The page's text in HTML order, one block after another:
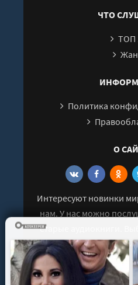
ЧТО
ТОП
Политика
О
Интересуют новинки
нам. У нас можно
старые аудиокниги.
друзьями